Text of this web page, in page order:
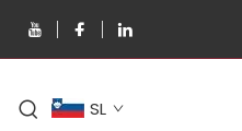
SL